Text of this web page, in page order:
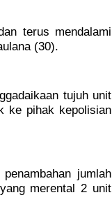
terus mendalami
(30).
tujuh unit
ke pihak kepolisian
jumlah
merental 2 unit